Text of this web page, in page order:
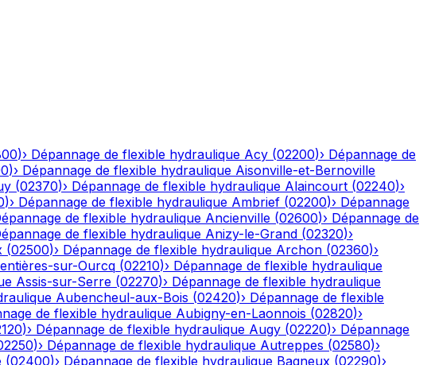
)› Dépannage de flexible hydraulique Acy (02200)› Dépannage de
)› Dépannage de flexible hydraulique Aisonville-et-Bernoville
(02370)› Dépannage de flexible hydraulique Alaincourt (02240)›
)› Dépannage de flexible hydraulique Ambrief (02200)› Dépannage
de flexible hydraulique Ancienville (02600)› Dépannage de
de flexible hydraulique Anizy-le-Grand (02320)›
(02500)› Dépannage de flexible hydraulique Archon (02360)›
sur-Ourcq (02210)› Dépannage de flexible hydraulique
Assis-sur-Serre (02270)› Dépannage de flexible hydraulique
Aubencheul-aux-Bois (02420)› Dépannage de flexible
de flexible hydraulique Aubigny-en-Laonnois (02820)›
)› Dépannage de flexible hydraulique Augy (02220)› Dépannage
)› Dépannage de flexible hydraulique Autreppes (02580)›
(02400)› Dépannage de flexible hydraulique Bagneux (02290)›